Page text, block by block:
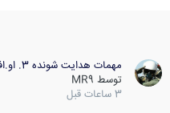
مهمات هدایت شونده 3. او.اف…
توسط MR9
3 ساعات قبل